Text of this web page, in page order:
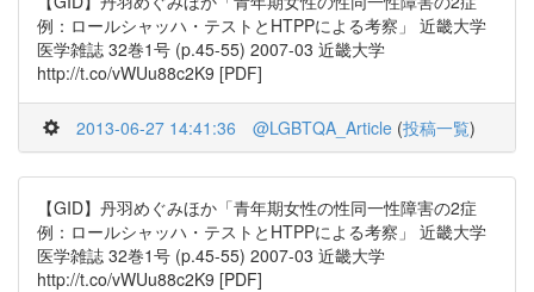
例：ロールシャッハ・テストとHTPPによる考察」 近畿大学
医学雑誌 32巻1号 (p.45-55) 2007-03 近畿大学
http://t.co/vWUu88c2K9 [PDF]
2013-06-27 14:41:36 @LGBTQA_Article (投稿一覧)
【GID】丹羽めぐみほか「青年期女性の性同一性障害の2症
例：ロールシャッハ・テストとHTPPによる考察」 近畿大学
医学雑誌 32巻1号 (p.45-55) 2007-03 近畿大学
http://t.co/vWUu88c2K9 [PDF]